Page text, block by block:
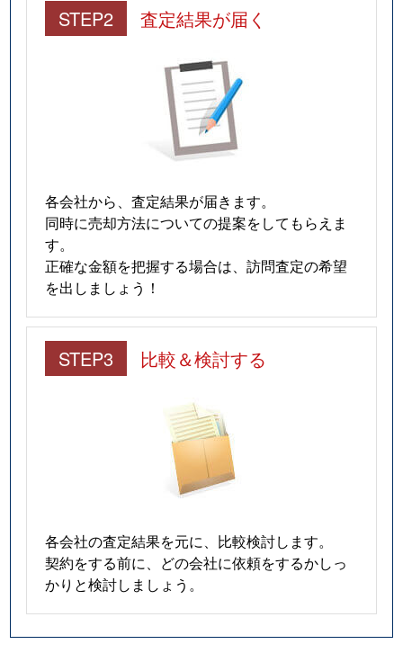
STEP2 査定結果が届く
各会社から、査定結果が届きます。
同時に売却方法についての提案をしてもらえま
す。
正確な金額を把握する場合は、訪問査定の希望
を出しましょう！
STEP3 比較＆検討する
各会社の査定結果を元に、比較検討します。
契約をする前に、どの会社に依頼をするかしっ
かりと検討しましょう。